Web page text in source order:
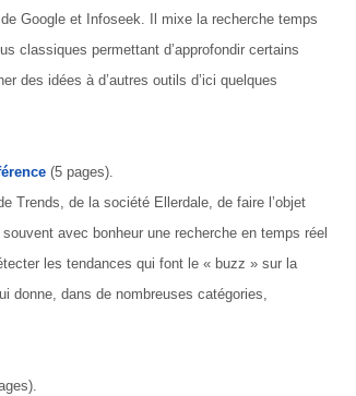
Google et Infoseek. Il mixe la recherche temps
classiques permettant d’approfondir certains
des idées à d’autres outils d’ici quelques
(5 pages).
Trends, de la société Ellerdale, de faire l’objet
avec bonheur une recherche en temps réel
les tendances qui font le « buzz » sur la
donne, dans de nombreuses catégories,